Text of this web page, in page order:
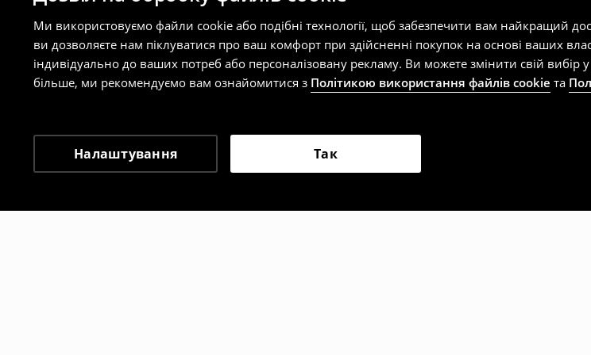
Ми використовуємо файли cookie або подібні технології, щоб забезпечити вам найкращий
ви дозволяєте нам піклуватися про ваш комфорт при здійсненні покупок на основі ваших
індивідуально до ваших потреб або персоналізовану рекламу. Ви можете змінити свій
більше, ми рекомендуємо вам ознайомитися з Політикою використання файлів cookie та
Налаштування Так